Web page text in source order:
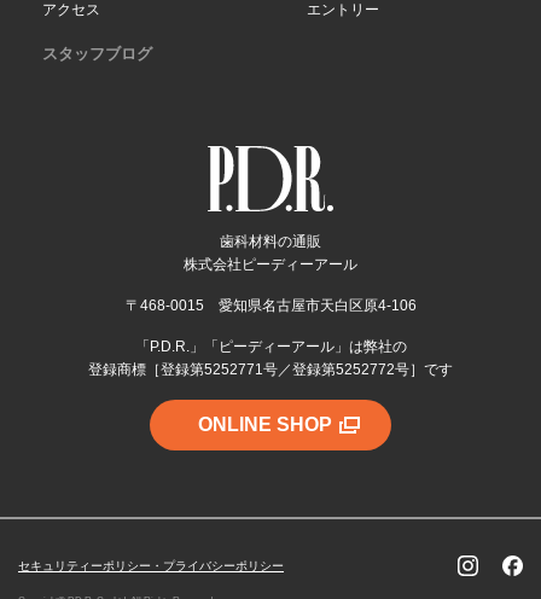
歯科材料の通販
株式会社ピーディーアール
〒468-0015 愛知県名古屋市天白区原4-106
「P.D.R.」「ピーディーアール」は弊社の
登録商標［登録第5252771号／登録第5252772号］です
ONLINE SHOP
アクセス
エントリー
スタッフブログ
セキュリティーポリシー・プライバシーポリシー